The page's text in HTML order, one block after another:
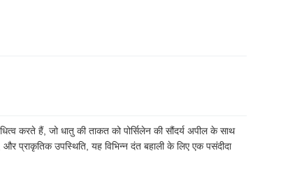
करते हैं, जो धातु की ताकत को पोर्सिलेन की सौंदर्य अपील के साथ
और प्राकृतिक उपस्थिति, यह विभिन्न दंत बहाली के लिए एक पसंदीदा